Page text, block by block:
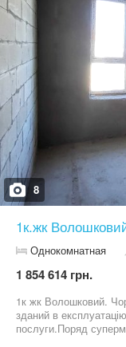
8
1к.жк
Однокомнатная
1 854 614 грн.
1к жк Волошковий.
зданий в
послуги.Поряд